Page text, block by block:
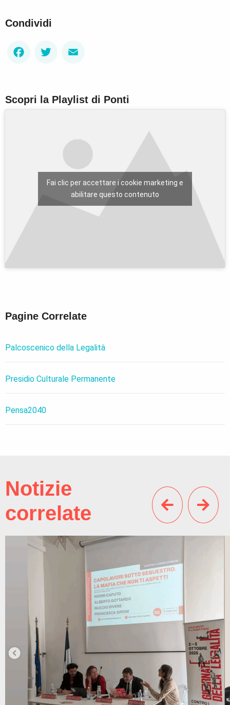
Condividi
FacebookTwitter
Scopri la Playlist di Ponti
Fai clic per accettare i cookie marketing e
abilitare questo contenuto
Pagine Correlate
Palcoscenico della Legalità
Presidio Culturale Permanente
Pensa2040
Notizie
correlate